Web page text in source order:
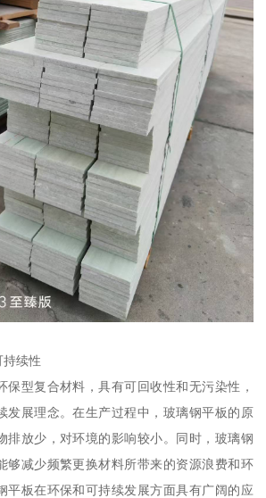
持续性
保型复合材料，具有可回收性和无污染性，
发展理念。在生产过程中，玻璃钢平板的原
排放少，对环境的影响较小。同时，玻璃钢
够减少频繁更换材料所带来的资源浪费和环
平板在环保和可持续发展方面具有广阔的应